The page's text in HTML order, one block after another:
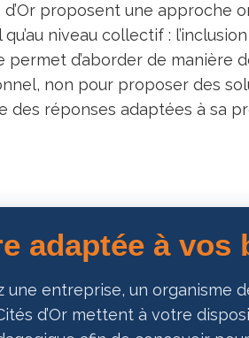
d’Or proposent une approche
qu’au niveau collectif :
permet d’aborder de manière
non pour proposer des
des réponses adaptées à sa
adaptée à vos
une entreprise, un organisme
d’Or mettent à votre